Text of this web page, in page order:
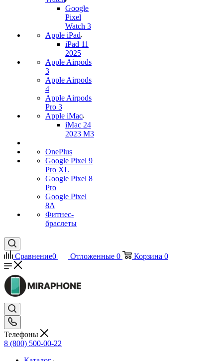
Google
Pixel
Watch 3
Apple iPad
iPad 11
2025
Apple Airpods
3
Apple Airpods
4
Apple Airpods
Pro 3
Apple iMac
iMac 24
2023 M3
OnePlus
Google Pixel 9
Pro XL
Google Pixel 8
Pro
Google Pixel
8A
Фитнес-
браслеты
Сравнение0 Отложенные 0 Корзина 0
Телефоны
8 (800) 500-00-22